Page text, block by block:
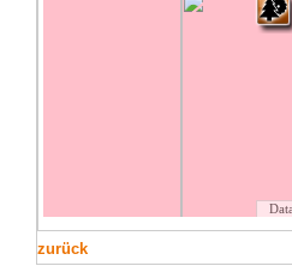
zurück